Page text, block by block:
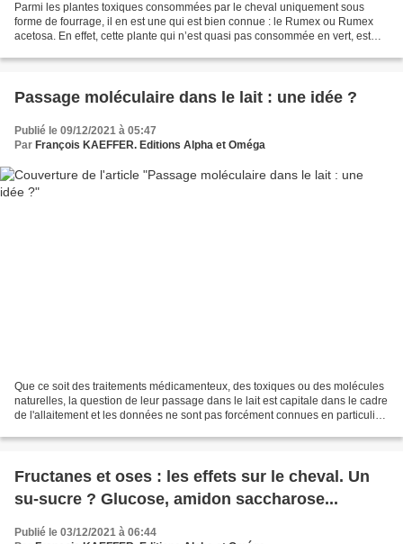
Parmi les plantes toxiques consommées par le cheval uniquement sous
forme de fourrage, il en est une qui est bien connue : le Rumex ou Rumex
acetosa. En effet, cette plante qui n’est quasi pas consommée en vert, est
Passage moléculaire dans le lait : une idée ?
Publié le 09/12/2021 à 05:47
Par François KAEFFER. Editions Alpha et Oméga
Que ce soit des traitements médicamenteux, des toxiques ou des molécules
naturelles, la question de leur passage dans le lait est capitale dans le cadre
de l'allaitement et les données ne sont pas forcément connues en particulier
Fructanes et oses : les effets sur le cheval. Un
su-sucre ? Glucose, amidon saccharose...
Publié le 03/12/2021 à 06:44